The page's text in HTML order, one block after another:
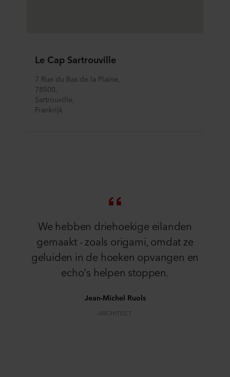
Le Cap Sartrouville
7 Rue du Bas de la Plaine,
78500,
Sartrouville,
Frankrijk
We hebben driehoekige eilanden
gemaakt - zoals origami, omdat ze
geluiden in de hoeken opvangen en
echo's helpen stoppen.
Jean-Michel Ruols
ARCHITECT